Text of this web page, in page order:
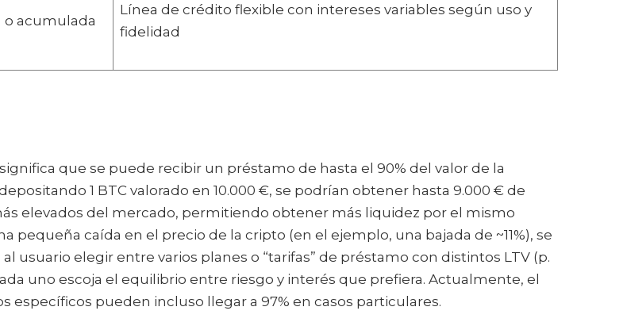
o acumulada
Línea de crédito flexible con intereses variables según uso y
fidelidad
que se puede recibir un préstamo de hasta el 90% del valor de la
1 BTC valorado en 10.000 €, se podrían obtener hasta 9.000 € de
elevados del mercado, permitiendo obtener más liquidez por el mismo
pequeña caída en el precio de la cripto (en el ejemplo, una bajada de ~11%), se
usuario elegir entre varios planes o “tarifas” de préstamo con distintos LTV (p.
uno escoja el equilibrio entre riesgo y interés que prefiera. Actualmente, el
específicos pueden incluso llegar a 97% en casos particulares.